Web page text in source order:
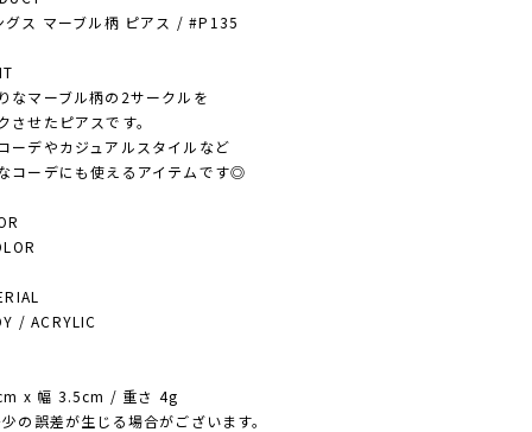
ス マーブル柄 ピアス / #P135
マーブル柄の2サークルを
せたピアスです。
デやカジュアルスタイルなど
ーデにも使えるアイテムです◎
/ ACRYLIC
x 幅 3.5cm / 重さ 4g
誤差が生じる場合がございます。